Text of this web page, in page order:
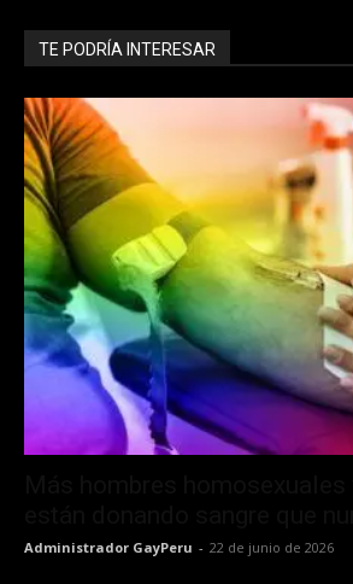
TE PODRÍA INTERESAR
Administrador GayPeru - 22 de junio de 2026